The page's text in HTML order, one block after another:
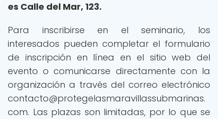
es Calle del Mar, 123.
Para inscribirse en el seminario, los
interesados pueden completar el formulario
de inscripción en línea en el sitio web del
evento o comunicarse directamente con la
organización a través del correo electrónico
contacto@protegelasmaravillassubmarinas.
com. Las plazas son limitadas, por lo que se